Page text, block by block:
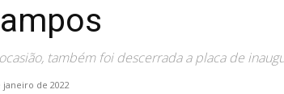
também foi descerrada a placa de
janeiro de 2022